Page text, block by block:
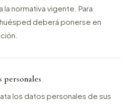
normativa vigente. Para
deberá ponerse en
personales
los datos personales de sus